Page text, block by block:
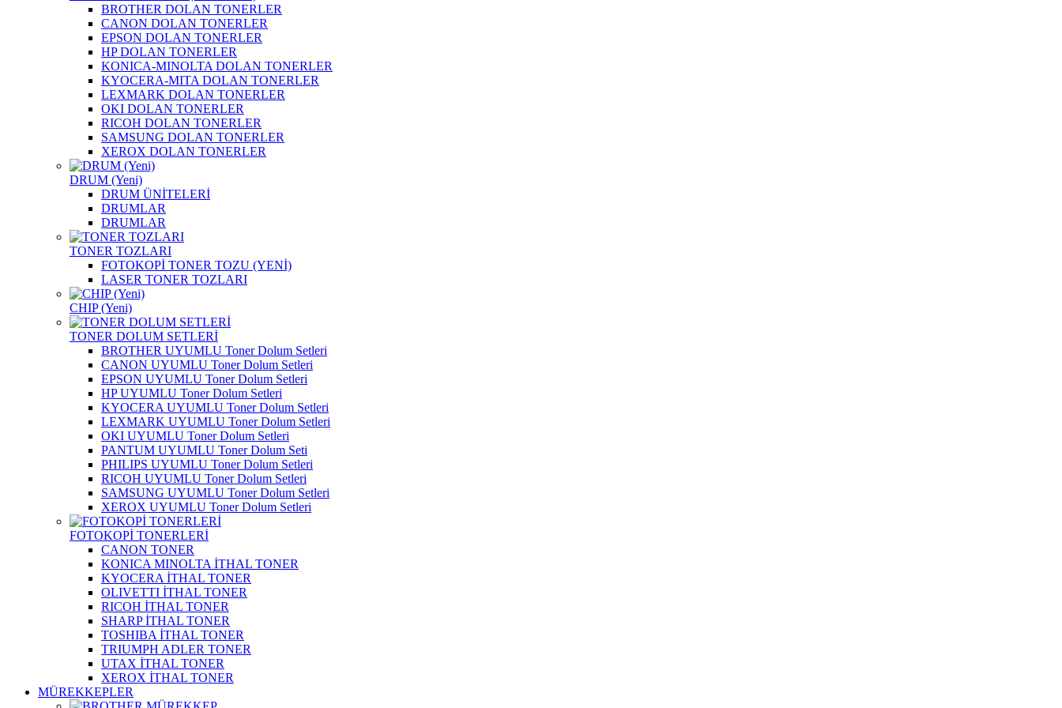
BROTHER DOLAN TONERLER
CANON DOLAN TONERLER
EPSON DOLAN TONERLER
HP DOLAN TONERLER
KONICA-MINOLTA DOLAN TONERLER
KYOCERA-MITA DOLAN TONERLER
LEXMARK DOLAN TONERLER
OKI DOLAN TONERLER
RICOH DOLAN TONERLER
SAMSUNG DOLAN TONERLER
XEROX DOLAN TONERLER
DRUM (Yeni)
DRUM ÜNİTELERİ
DRUMLAR
DRUMLAR
TONER TOZLARI
FOTOKOPİ TONER TOZU (YENİ)
LASER TONER TOZLARI
CHIP (Yeni)
TONER DOLUM SETLERİ
BROTHER UYUMLU Toner Dolum Setleri
CANON UYUMLU Toner Dolum Setleri
EPSON UYUMLU Toner Dolum Setleri
HP UYUMLU Toner Dolum Setleri
KYOCERA UYUMLU Toner Dolum Setleri
LEXMARK UYUMLU Toner Dolum Setleri
OKI UYUMLU Toner Dolum Setleri
PANTUM UYUMLU Toner Dolum Seti
PHILIPS UYUMLU Toner Dolum Setleri
RICOH UYUMLU Toner Dolum Setleri
SAMSUNG UYUMLU Toner Dolum Setleri
XEROX UYUMLU Toner Dolum Setleri
FOTOKOPİ TONERLERİ
CANON TONER
KONICA MINOLTA İTHAL TONER
KYOCERA İTHAL TONER
OLIVETTI İTHAL TONER
RICOH İTHAL TONER
SHARP İTHAL TONER
TOSHIBA İTHAL TONER
TRIUMPH ADLER TONER
UTAX İTHAL TONER
XEROX İTHAL TONER
MÜREKKEPLER